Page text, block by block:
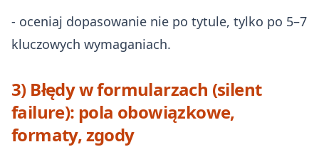
- oceniaj dopasowanie nie po tytule, tylko po 5–7
kluczowych wymaganiach.
3) Błędy w formularzach (silent
failure): pola obowiązkowe,
formaty, zgody